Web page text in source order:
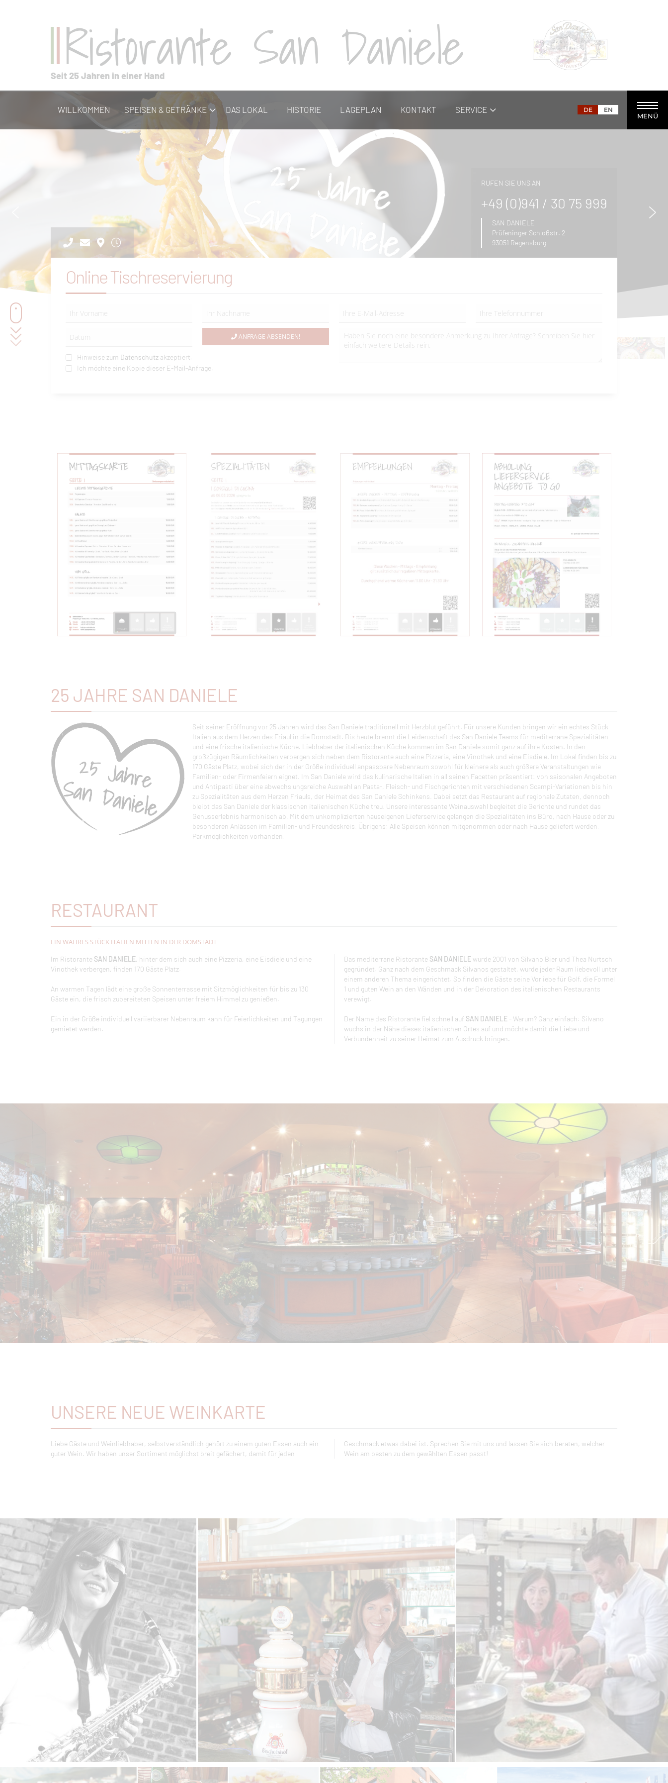
Ristorante San Daniele
Seit 25 Jahren in einer Hand
WILLKOMMEN SPEISEN & GETRÄNKE DAS LOKAL HISTORIE LAGEPLAN KONTAKT SERVICE DE EN
MENÜ
RUFEN SIE UNS AN
+49 (0)941 / 30 75 999
SAN DANIELE
Prüfeninger Schloßstr. 2
93051 Regensburg
Online Tischreservierung
ANFRAGE ABSENDEN!
Hinweise zum Datenschutz akzeptiert.
Ich möchte eine Kopie dieser E-Mail-Anfrage.
MITTAGSKARTE SPEZIALITÄTEN EMPFEHLUNGEN
ABHOLUNG
LIEFERSERVICE
ANGEBOTE TO GO
25 JAHRE SAN DANIELE
Seit seiner Eröffnung vor 25 Jahren wird das San Daniele traditionell mit Herzblut geführt. Für unsere Kunden bringen wir ein echtes Stück
Italien aus dem Herzen des Friaul in die Domstadt. Bis heute brennt die Leidenschaft des San Daniele Teams für mediterrane Spezialitäten
und eine frische italienische Küche. Liebhaber der italienischen Küche kommen im San Daniele somit ganz auf ihre Kosten. In den
großzügigen Räumlichkeiten verbergen sich neben dem Ristorante auch eine Pizzeria, eine Vinothek und eine Eisdiele. Im Lokal finden bis zu
170 Gäste Platz, wobei sich der in der Größe individuell anpassbare Nebenraum sowohl für kleinere als auch größere Veranstaltungen wie
Familien- oder Firmenfeiern eignet. Im San Daniele wird das kulinarische Italien in all seinen Facetten präsentiert: von saisonalen Angeboten
und Antipasti über eine abwechslungsreiche Auswahl an Pasta-, Fleisch- und Fischgerichten mit verschiedenen Scampi-Variationen bis hin
zu Spezialitäten aus dem Herzen Friauls, der Heimat des San Daniele Schinkens. Dabei setzt das Restaurant auf regionale Zutaten, dennoch
bleibt das San Daniele der klassischen italienischen Küche treu. Unsere interessante Weinauswahl begleitet die Gerichte und rundet das
Genusserlebnis harmonisch ab. Mit dem unkomplizierten hauseigenen Lieferservice gelangen die Spezialitäten ins Büro, nach Hause oder zu
besonderen Anlässen im Familien- und Freundeskreis. Übrigens: Alle Speisen können mitgenommen oder nach Hause geliefert werden.
Parkmöglichkeiten vorhanden.
RESTAURANT
EIN WAHRES STÜCK ITALIEN MITTEN IN DER DOMSTADT
Im Ristorante SAN DANIELE , hinter dem sich auch eine Pizzeria, eine Eisdiele und eine
Vinothek verbergen, finden 170 Gäste Platz.
An warmen Tagen lädt eine große Sonnenterrasse mit Sitzmöglichkeiten für bis zu 130
Gäste ein, die frisch zubereiteten Speisen unter freiem Himmel zu genießen.
Ein in der Größe individuell variierbarer Nebenraum kann für Feierlichkeiten und Tagungen
gemietet werden.
Das mediterrane Ristorante SAN DANIELE wurde 2001 von Silvano Bier und Thea Nurtsch
gegründet. Ganz nach dem Geschmack Silvanos gestaltet, wurde jeder Raum liebevoll unter
einem anderen Thema eingerichtet. So finden die Gäste seine Vorliebe für Golf, die Formel
1 und guten Wein an den Wänden und in der Dekoration des italienischen Restaurants
verewigt.
Der Name des Ristorante fiel schnell auf SAN DANIELE - Warum? Ganz einfach: Silvano
wuchs in der Nähe dieses italienischen Ortes auf und möchte damit die Liebe und
Verbundenheit zu seiner Heimat zum Ausdruck bringen.
UNSERE NEUE WEINKARTE
Liebe Gäste und Weinliebhaber, selbstverständlich gehört zu einem guten Essen auch ein
guter Wein. Wir haben unser Sortiment möglichst breit gefächert, damit für jeden
Geschmack etwas dabei ist. Sprechen Sie mit uns und lassen Sie sich beraten, welcher
Wein am besten zu dem gewählten Essen passt!